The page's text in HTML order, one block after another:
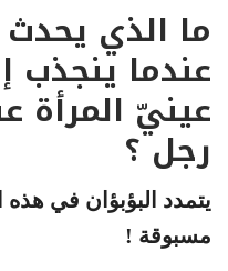
ما الذي
عندما ينجذب
عينيّ المرأة
رجل ؟
يتمدد البؤبؤان في هذه
مسبوقة !